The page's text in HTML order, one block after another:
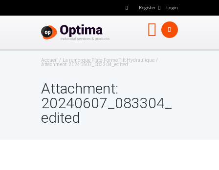
Register Login
Accueil
La remorque Plate-Forme Tilt Hydraulique
Attachment: 20240607_083304_edited
Attachment:
20240607_083304_
edited